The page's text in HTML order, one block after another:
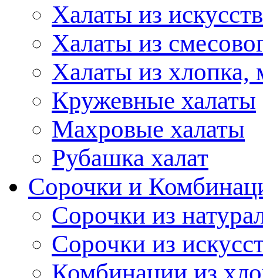
Халаты из
Халаты из
Халаты из хлопка,
Кружевные халаты
Махровые халаты
Рубашка халат
Сорочки и
Сорочки из
Сорочки из
Комбинации из